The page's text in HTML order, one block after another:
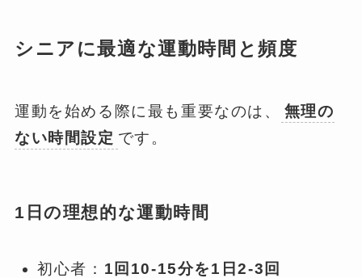
シニアに最適な運動時間と頻度
運動を始める際に最も重要なのは、
無理の
ない時間設定 です。
1日の理想的な運動時間
初心者： 1回10-15分を1日2-3回